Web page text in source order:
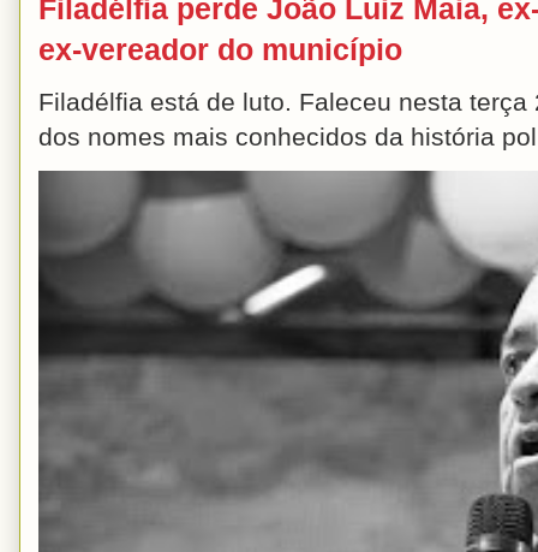
Filadélfia perde João Luiz Maia,
ex-vereador do município
Filadélfia está de luto. Faleceu nesta
dos nomes mais conhecidos da história